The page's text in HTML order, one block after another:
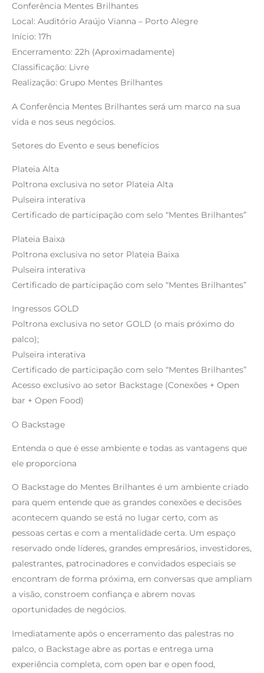
Conferência Mentes Brilhantes
Local: Auditório Araújo Vianna – Porto Alegre
Início: 17h
Encerramento: 22h (Aproximadamente)
Classificação: Livre
Realização: Grupo Mentes Brilhantes
A Conferência Mentes Brilhantes será um marco na sua
vida e nos seus negócios.
Setores do Evento e seus benefícios
Plateia Alta
Poltrona exclusiva no setor Plateia Alta
Pulseira interativa
Certificado de participação com selo “Mentes Brilhantes”
Plateia Baixa
Poltrona exclusiva no setor Plateia Baixa
Pulseira interativa
Certificado de participação com selo “Mentes Brilhantes”
Ingressos GOLD
Poltrona exclusiva no setor GOLD (o mais próximo do
palco);
Pulseira interativa
Certificado de participação com selo “Mentes Brilhantes”
Acesso exclusivo ao setor Backstage (Conexões + Open
bar + Open Food)
O Backstage
Entenda o que é esse ambiente e todas as vantagens que
ele proporciona
O Backstage do Mentes Brilhantes é um ambiente criado
para quem entende que as grandes conexões e decisões
acontecem quando se está no lugar certo, com as
pessoas certas e com a mentalidade certa. Um espaço
reservado onde líderes, grandes empresários, investidores,
palestrantes, patrocinadores e convidados especiais se
encontram de forma próxima, em conversas que ampliam
a visão, constroem confiança e abrem novas
oportunidades de negócios.
Imediatamente após o encerramento das palestras no
palco, o Backstage abre as portas e entrega uma
experiência completa, com open bar e open food,